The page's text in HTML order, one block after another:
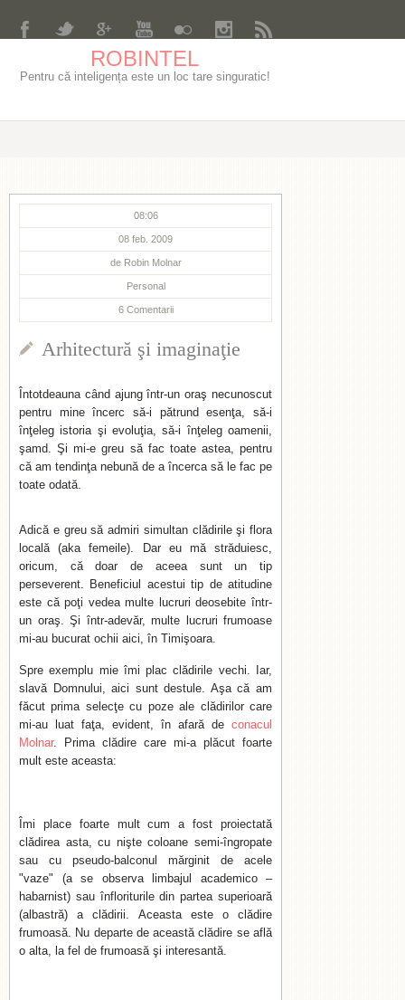
ROBINTEL
Pentru că inteligența este un loc tare singuratic!
08:06
08 feb. 2009
de Robin Molnar
Personal
6 Comentarii
Arhitectură şi imaginaţie
Întotdeauna când ajung într-un oraş necunoscut
pentru mine încerc să-i pătrund esenţa, să-i
înţeleg istoria şi evoluţia, să-i înţeleg oamenii,
şamd. Şi mi-e greu să fac toate astea, pentru
că am tendinţa nebună de a încerca să le fac pe
toate odată.
Adică e greu să admiri simultan clădirile şi flora
locală (aka femeile). Dar eu mă străduiesc,
oricum, că doar de aceea sunt un tip
perseverent. Beneficiul acestui tip de atitudine
este că poţi vedea multe lucruri deosebite într-
un oraş. Şi într-adevăr, multe lucruri frumoase
mi-au bucurat ochii aici, în Timişoara.
Spre exemplu mie îmi plac clădirile vechi. Iar,
slavă Domnului, aici sunt destule. Aşa că am
făcut prima selecţe cu poze ale clădirilor care
mi-au luat faţa, evident, în afară de conacul
Molnar. Prima clădire care mi-a plăcut foarte
mult este aceasta:
Îmi place foarte mult cum a fost proiectată
clădirea asta, cu nişte coloane semi-îngropate
sau cu pseudo-balconul mărginit de acele
"vaze" (a se observa limbajul academico –
habarnist) sau înfloriturile din partea superioară
(albastră) a clădirii. Aceasta este o clădire
frumoasă. Nu departe de această clădire se află
o alta, la fel de frumoasă şi interesantă.